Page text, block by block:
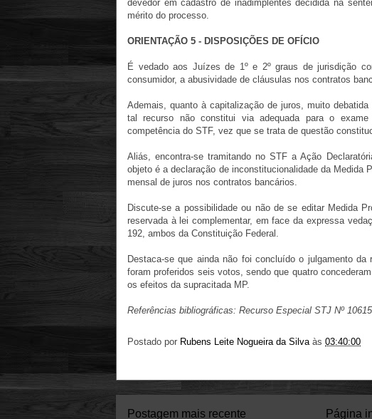
devedor em cadastro de inadimplentes decidida na
mérito do processo.
ORIENTAÇÃO 5 - DISPOSIÇÕES DE OFÍCIO
É vedado aos Juízes de 1º e 2º graus de jurisdição
consumidor, a abusividade de cláusulas nos contratos
Ademais, quanto à capitalização de juros, muito
tal recurso não constitui via adequada para o
competência do STF, vez que se trata de questão
Aliás, encontra-se tramitando no STF a Ação
objeto é a declaração de inconstitucionalidade da Medida
mensal de juros nos contratos bancários.
Discute-se a possibilidade ou não de se editar Medida
reservada à lei complementar, em face da expressa
192, ambos da Constituição Federal.
Destaca-se que ainda não foi concluído o julgamento
foram proferidos seis votos, sendo que quatro
os efeitos da supracitada MP.
Referências bibliográficas: Recurso Especial STJ Nº
Postado por Rubens Leite Nogueira da Silva às 03:40:00
Postagem mais recente Página